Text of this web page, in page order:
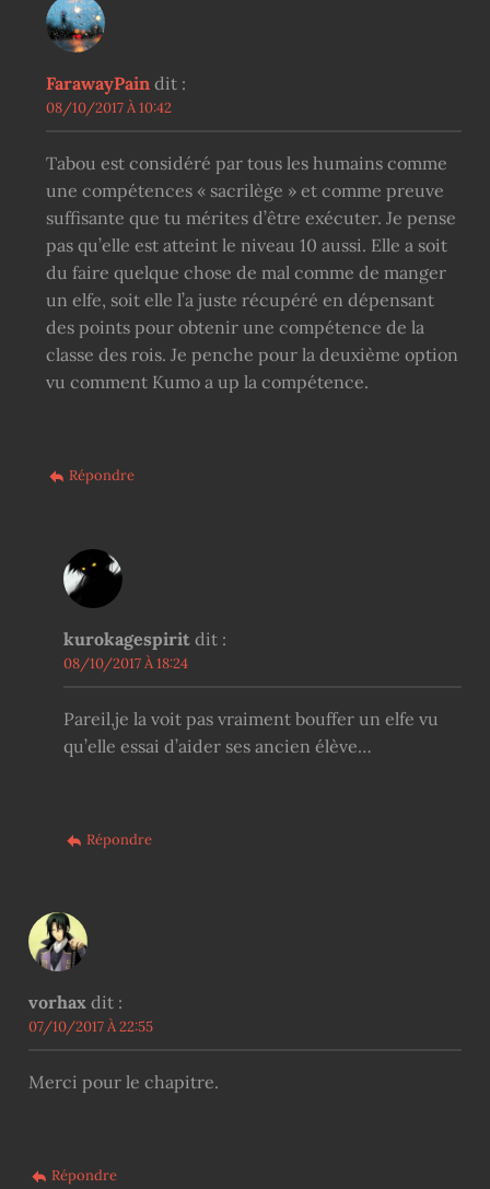
FarawayPain dit :
08/10/2017 À 10:42
Tabou est considéré par tous les humains comme
une compétences « sacrilège » et comme preuve
suffisante que tu mérites d’être exécuter. Je pense
pas qu’elle est atteint le niveau 10 aussi. Elle a soit
du faire quelque chose de mal comme de manger
un elfe, soit elle l’a juste récupéré en dépensant
des points pour obtenir une compétence de la
classe des rois. Je penche pour la deuxième option
vu comment Kumo a up la compétence.
Répondre
kurokagespirit dit :
08/10/2017 À 18:24
Pareil,je la voit pas vraiment bouffer un elfe vu
qu’elle essai d’aider ses ancien élève…
Répondre
vorhax dit :
07/10/2017 À 22:55
Merci pour le chapitre.
Répondre